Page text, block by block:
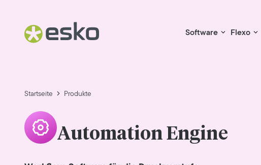
Software Flexo
Startseite Produkte
Automation Engine